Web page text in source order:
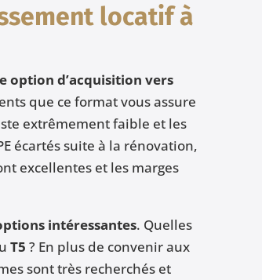
locatif à
option d’acquisition vers
que ce format vous assure
extrêmement faible et les
écartés suite à la rénovation,
excellentes et les marges
intéressantes. Quelles
T5 ? En plus de convenir aux
sont très recherchés et